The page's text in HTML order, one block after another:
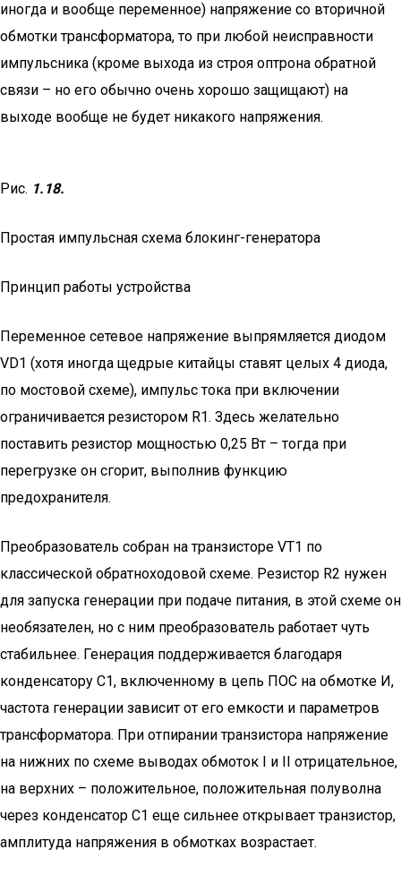
иногда и вообще переменное) напряжение со вторичной
обмотки трансформатора, то при любой неисправности
импульсника (кроме выхода из строя оптрона обратной
связи – но его обычно очень хорошо защищают) на
выходе вообще не будет никакого напряжения.
Рис. 1.18.
Простая импульсная схема блокинг-генератора
Принцип работы устройства
Переменное сетевое напряжение выпрямляется диодом
VD1 (хотя иногда щедрые китайцы ставят целых 4 диода,
по мостовой схеме), импульс тока при включении
ограничивается резистором R1. Здесь желательно
поставить резистор мощностью 0,25 Вт – тогда при
перегрузке он сгорит, выполнив функцию
предохранителя.
Преобразователь собран на транзисторе VT1 по
классической обратноходовой схеме. Резистор R2 нужен
для запуска генерации при подаче питания, в этой схеме он
необязателен, но с ним преобразователь работает чуть
стабильнее. Генерация поддерживается благодаря
конденсатору С1, включенному в цепь ПОС на обмотке И,
частота генерации зависит от его емкости и параметров
трансформатора. При отпирании транзистора напряжение
на нижних по схеме выводах обмоток I и II отрицательное,
на верхних – положительное, положительная полуволна
через конденсатор С1 еще сильнее открывает транзистор,
амплитуда напряжения в обмотках возрастает.